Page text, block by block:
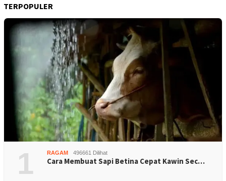
TERPOPULER
1 RAGAM 496661 Dilihat
Cara Membuat Sapi Betina Cepat Kawin Sec…